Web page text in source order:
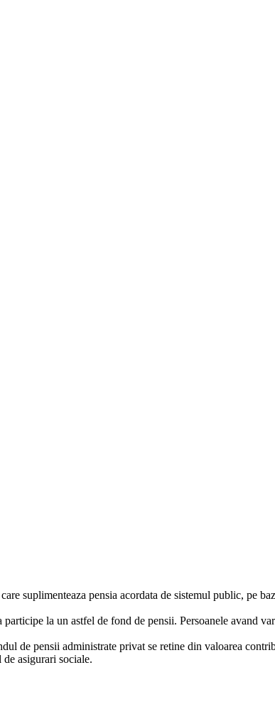
pensia acordata de sistemul public, pe
la un astfel de fond de pensii. Persoanele avand
pensii administrate privat se retine din valoarea
asigurari sociale.